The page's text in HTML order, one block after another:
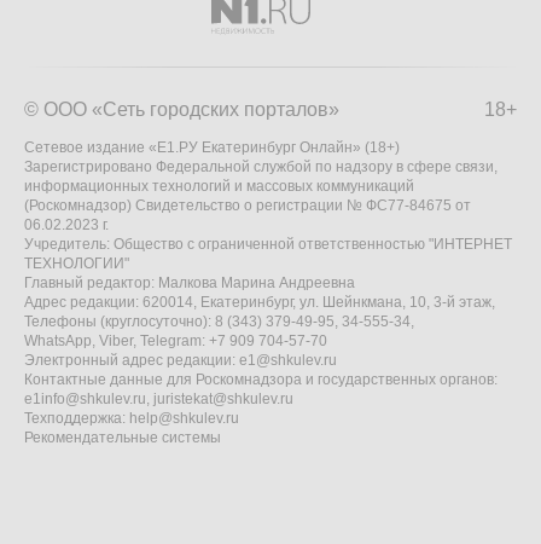
18+
© ООО «Сеть городских порталов»
Сетевое издание «Е1.РУ Екатеринбург Онлайн» (18+)
Зарегистрировано Федеральной службой по надзору в сфере связи,
информационных технологий и массовых коммуникаций
(Роскомнадзор) Свидетельство о регистрации № ФС77-84675 от
06.02.2023 г.
Учредитель: Общество с ограниченной ответственностью "ИНТЕРНЕТ
ТЕХНОЛОГИИ"
Главный редактор: Малкова Марина Андреевна
Адрес редакции: 620014, Екатеринбург, ул. Шейнкмана, 10, 3-й этаж,
Телефоны (круглосуточно): 8 (343) 379-49-95, 34-555-34,
WhatsApp, Viber, Telegram: +7 909 704-57-70
Электронный адрес редакции: e1@shkulev.ru
Контактные данные для Роскомнадзора и государственных органов:
e1info@shkulev.ru, juristekat@shkulev.ru
Техподдержка: help@shkulev.ru
Рекомендательные системы